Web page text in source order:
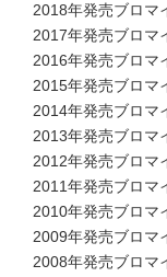
2018年発売ブロマ
2017年発売ブロマ
2016年発売ブロマ
2015年発売ブロマ
2014年発売ブロマ
2013年発売ブロマ
2012年発売ブロマ
2011年発売ブロマ
2010年発売ブロマ
2009年発売ブロマ
2008年発売ブロマ